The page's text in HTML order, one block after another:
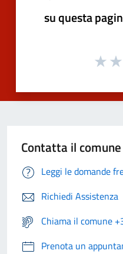
su questa
Contatta il comune
Leggi le domande
Richiedi Assistenza
Chiama il comune
Prenota un